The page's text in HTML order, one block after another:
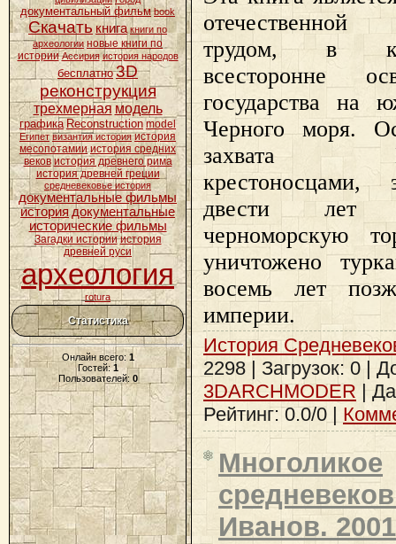
документальный фильм book
Скачать книга книги по
археологии новые книги по
истории Ассирия история народов
бесплатно 3D
реконструкция
трехмерная модель
графика Reconstruction model
Египет византия история история
месопотамии история средних
веков история древнего рима
история древней греции
средневековье история
документальные фильмы
история документальные
исторические фильмы
Загадки истории история
древней руси
археология
rotura
Статистика
Онлайн всего: 1
Гостей:1
Пользователей: 0
отечественной
трудом, в
всесторонне
государства на
Черного моря.
захвата
крестоносцами,
двести лет
черноморскую
уничтожено
восемь лет
империи.
История
2298 | Загрузок: 0 |
3DARCHMODER |
Рейтинг: 0.0/0 |
Многоликое
Иванов. 2001